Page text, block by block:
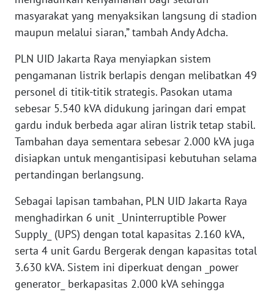
masyarakat yang menyaksikan langsung di stadion
maupun melalui siaran,” tambah Andy Adcha.
PLN UID Jakarta Raya menyiapkan sistem
pengamanan listrik berlapis dengan melibatkan 49
personel di titik-titik strategis. Pasokan utama
sebesar 5.540 kVA didukung jaringan dari empat
gardu induk berbeda agar aliran listrik tetap stabil.
Tambahan daya sementara sebesar 2.000 kVA juga
disiapkan untuk mengantisipasi kebutuhan selama
pertandingan berlangsung.
Sebagai lapisan tambahan, PLN UID Jakarta Raya
menghadirkan 6 unit _Uninterruptible Power
Supply_ (UPS) dengan total kapasitas 2.160 kVA,
serta 4 unit Gardu Bergerak dengan kapasitas total
3.630 kVA. Sistem ini diperkuat dengan _power
generator_ berkapasitas 2.000 kVA sehingga
WN
WN
SERAMBI
WN
JAMBI
WN
WN
WN
SULTENG